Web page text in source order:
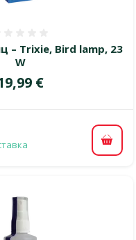
– Trixie, Bird lamp, 23
W
€
В